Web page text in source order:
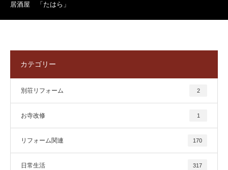
居酒屋 「たはら」
カテゴリー
別荘リフォーム 2
お寺改修 1
リフォーム関連 170
日常生活 317